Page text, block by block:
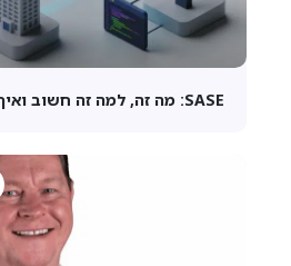
SASE: מה זה, למה זה חשוב ואיך מתחילים?